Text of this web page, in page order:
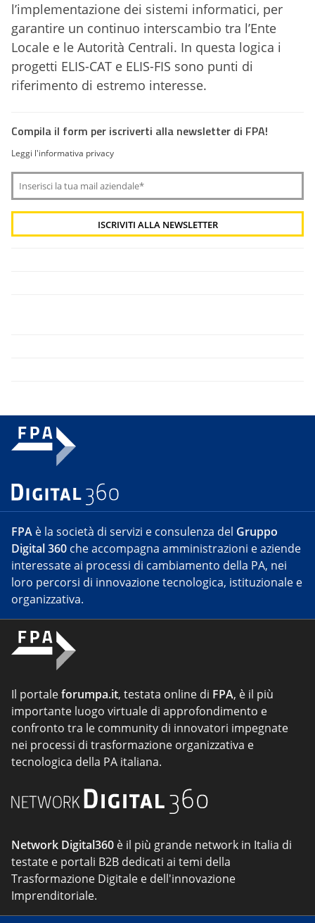
l’implementazione dei sistemi informatici, per
garantire un continuo interscambio tra l’Ente
Locale e le Autorità Centrali. In questa logica i
progetti ELIS-CAT e ELIS-FIS sono punti di
riferimento di estremo interesse.
Compila il form per iscriverti alla newsletter di FPA!
Leggi l'informativa privacy
FPA è la società di servizi e consulenza del Gruppo
Digital 360 che accompagna amministrazioni e aziende
interessate ai processi di cambiamento della PA, nei
loro percorsi di innovazione tecnologica, istituzionale e
organizzativa.
Il portaleforumpa.it, testata online di FPA, è il più
importante luogo virtuale di approfondimento e
confronto tra le community di innovatori impegnate
nei processi di trasformazione organizzativa e
tecnologica della PA italiana.
Network Digital360 è il più grande network in Italia di
testate e portali B2B dedicati ai temi della
Trasformazione Digitale e dell'innovazione
Imprenditoriale.